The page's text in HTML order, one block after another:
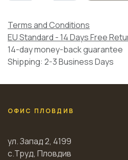
Terms and Conditions
EU Standard - 14 Days Free
14-day money-back guarantee
Shipping: 2-3 Business Days
ОФИС ПЛОВДИВ
ул. Запад 2, 4199
с.Труд, Пловдив